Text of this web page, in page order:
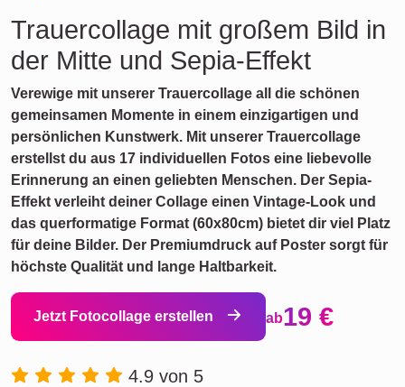
Trauercollage mit großem Bild in
der Mitte und Sepia-Effekt
Verewige mit unserer Trauercollage all die schönen
gemeinsamen Momente in einem einzigartigen und
persönlichen Kunstwerk. Mit unserer Trauercollage
erstellst du aus 17 individuellen Fotos eine liebevolle
Erinnerung an einen geliebten Menschen. Der Sepia-
Effekt verleiht deiner Collage einen Vintage-Look und
das querformatige Format (60x80cm) bietet dir viel Platz
für deine Bilder. Der Premiumdruck auf Poster sorgt für
höchste Qualität und lange Haltbarkeit.
Jetzt Fotocollage erstellen ab19 €
4.9 von 5